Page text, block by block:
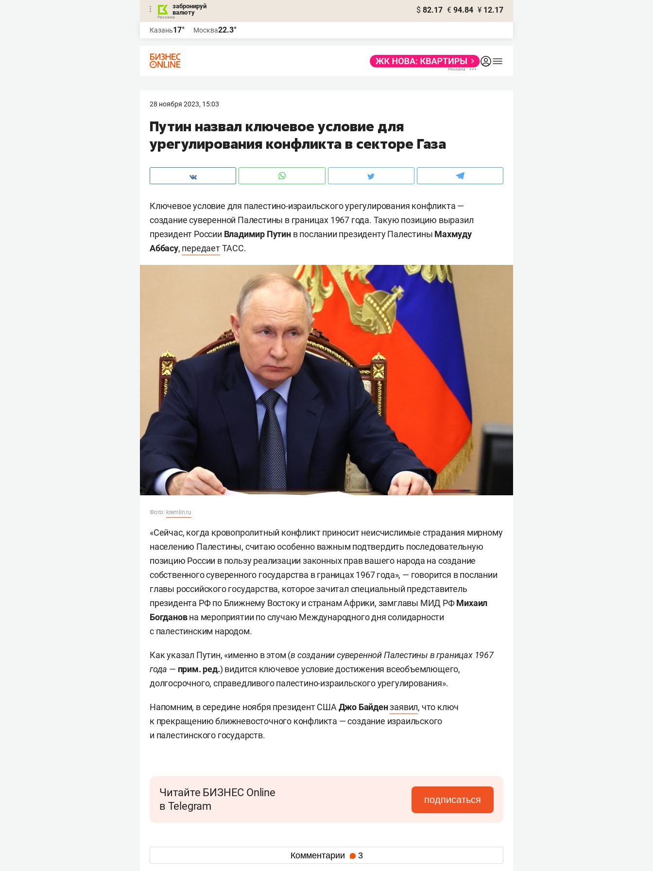
забронируй
валюту
$ 82.17 € 94.84 ¥ 12.17
Казань17° Москва22.3°
28 ноября 2023, 15:03
Путин назвал ключевое условие для
урегулирования конфликта в секторе Газа
Ключевое условие для палестино-израильского урегулирования конфликта —
создание суверенной Палестины в границах 1967 года. Такую позицию выразил
президент России Владимир Путинв послании президенту Палестины Махмуду
Аббасу, передаетТАСС.
Фото: kremlin.ru
«Сейчас, когда кровопролитный конфликт приносит неисчислимые страдания мирному
населению Палестины, считаю особенно важным подтвердить последовательную
позицию России в пользу реализации законных прав вашего народа на создание
собственного суверенного государства в границах 1967 года», — говорится в послании
главы российского государства, которое зачитал специальный представитель
президента РФ по Ближнему Востоку и странам Африки, замглавы МИД РФМихаил
Богдановна мероприятии по случаю Международного дня солидарности
с палестинским народом.
Как указал Путин, «именно в этом (в создании суверенной Палестины в границах 1967
года — прим. ред.) видится ключевое условие достижения всеобъемлющего,
долгосрочного, справедливого палестино-израильского урегулирования».
Напомним, в середине ноября президент США Джо Байдензаявил, что ключ
к прекращению ближневосточного конфликта — создание израильского
и палестинского государств.
Читайте БИЗНЕС Online
в Telegram
подписаться
Комментарии 3